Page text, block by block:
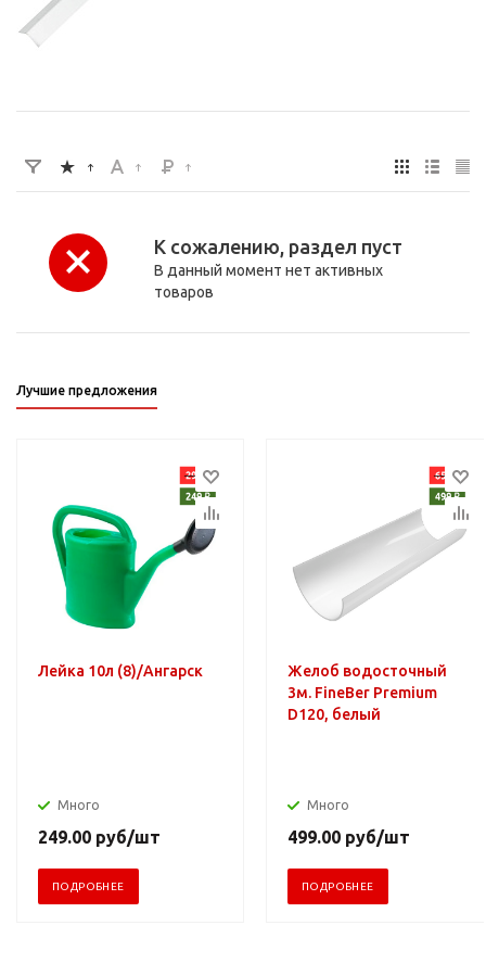
К сожалению, раздел пуст
В данный момент нет активных
товаров
Лучшие предложения
Лейка 10л (8)/Ангарск
Много
249.00 руб/шт
ПОДРОБНЕЕ
Желоб водосточный
3м. FineBer Premium
D120, белый
Много
499.00 руб/шт
ПОДРОБНЕЕ